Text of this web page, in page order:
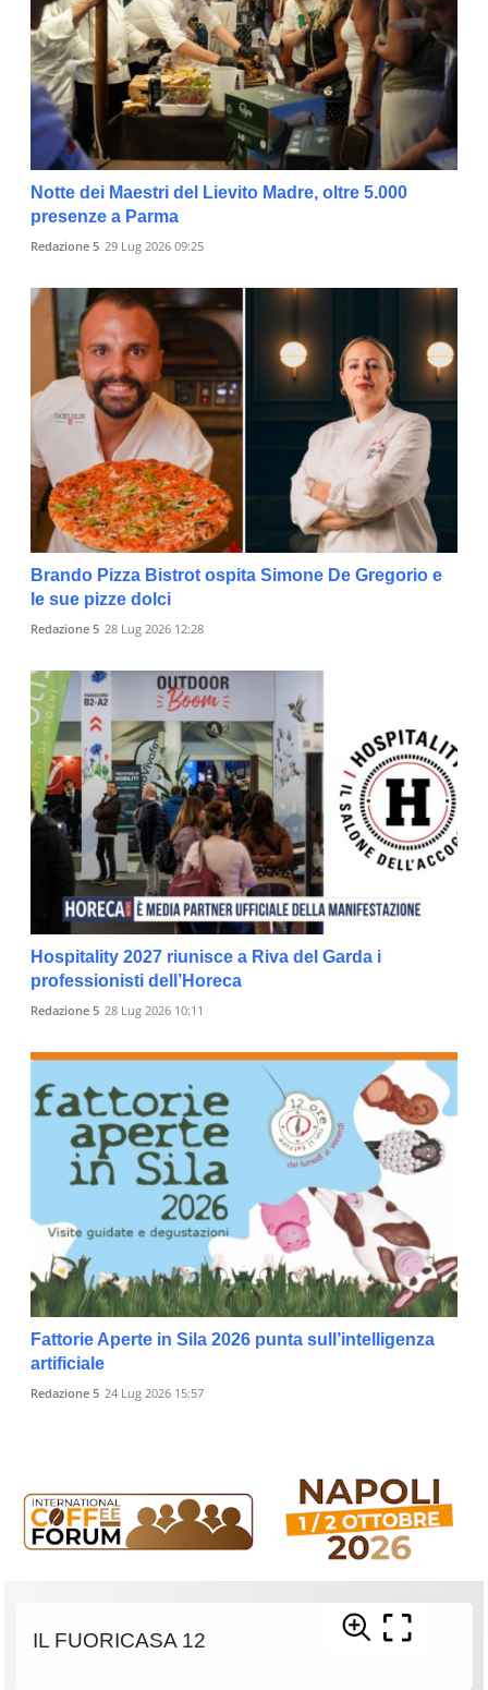
Notte dei Maestri del Lievito Madre, oltre 5.000
presenze a Parma
Redazione 5 29 Lug 2026 09:25
Brando Pizza Bistrot ospita Simone De Gregorio e
le sue pizze dolci
Redazione 5 28 Lug 2026 12:28
Hospitality 2027 riunisce a Riva del Garda i
professionisti dell’Horeca
Redazione 5 28 Lug 2026 10:11
Fattorie Aperte in Sila 2026 punta sull’intelligenza
artificiale
Redazione 5 24 Lug 2026 15:57